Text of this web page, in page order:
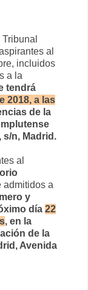
al
incluidos
a la
tendrá
2018, a las
de la
s/n, Madrid.
al
admitidos a
y
día 22
, en la
de la
Avenida